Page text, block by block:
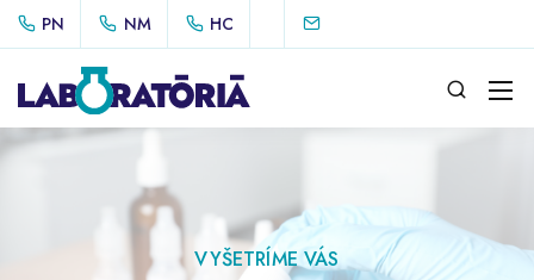
PN NM HC
VYŠETRÍME VÁS